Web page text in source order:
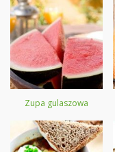
Zupa gulaszowa